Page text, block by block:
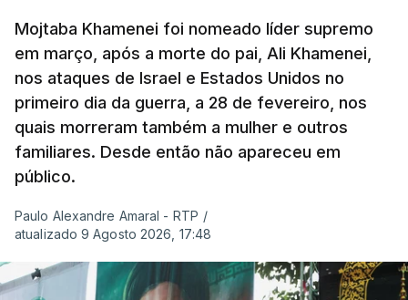
Mojtaba Khamenei foi nomeado líder supremo
em março, após a morte do pai, Ali Khamenei,
nos ataques de Israel e Estados Unidos no
primeiro dia da guerra, a 28 de fevereiro, nos
quais morreram também a mulher e outros
familiares. Desde então não apareceu em
público.
Paulo Alexandre Amaral - RTP /
atualizado 9 Agosto 2026, 17:48